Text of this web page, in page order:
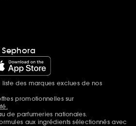
Sephora
liste des marques exclues de nos
promotionnelles sur
de parfumeries nationales.
aux ingrédients sélectionnés avec